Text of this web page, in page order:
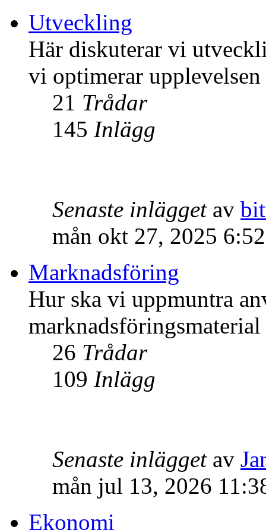
Utveckling
Här diskuterar vi
vi optimerar
21 Trådar
145 Inlägg
Senaste inläggetav
mån okt 27, 2025
Marknadsföring
Hur ska vi uppmuntra
26 Trådar
109 Inlägg
Senaste inläggetav
mån jul 13, 2026
Ekonomi